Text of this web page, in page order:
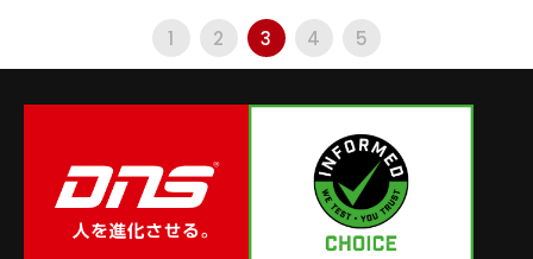
1 2 3 4 5